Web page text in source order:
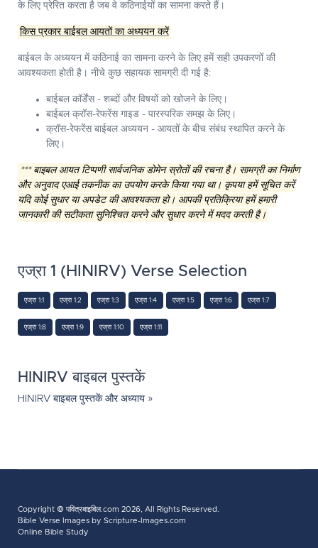
के लिए प्रेरित करता है जब वे कठिनाईयों का सामना करते हैं।
किस प्रकार बाईबल आयतों का अध्ययन करें
बाईबल के अध्ययन में कठिनाई का सामना करने के लिए हमें सही उपकरणों की
आवश्यकता होती है। नीचे कुछ सहायक सामग्री दी गई है:
बाईबल कॉर्डेंस - शब्दों और विषयों को खोजने के लिए।
बाईबल क्रॉस-रेफरेंस गाइड - पारस्परिक समझ के लिए।
क्रॉस-रेफरेंस बाईबल अध्ययन - आयतों के बीच संबंध स्थापित करने के
लिए।
*** बाइबल आयत टिप्पणी सार्वजनिक डोमेन स्रोतों की रचना है। सामग्री का निर्माण
और अनुवाद एआई तकनीक का उपयोग करके किया गया था। कृपया हमें सूचित करें
यदि कोई सुधार या अपडेट की आवश्यकता हो। आपकी प्रतिक्रिया हमें हमारी
जानकारी की सटीकता सुनिश्चित करने और सुधार करने में मदद करती है।
एज्रा 1 (HINIRV) Verse Selection
एज्रा 1:1 एज्रा 1:2 एज्रा 1:3 एज्रा 1:4 एज्रा 1:5 एज्रा 1:6 एज्रा 1:7
एज्रा 1:8 एज्रा 1:9 एज्रा 1:10 एज्रा 1:11
HINIRV बाइबल पुस्तकें
HINIRV बाइबल पुस्तकें और अध्याय »
Copyright © पवित्रबाइबिल.com 2026, All Rights Reserved.
Bible Verse Images by Scripture-Images.com
Online Bible Study